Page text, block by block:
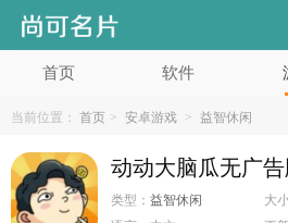
首页 软件
当前位置： 首页 > 安卓游戏 > 益智休闲
动动大脑瓜无广告
类型： 益智休闲 大